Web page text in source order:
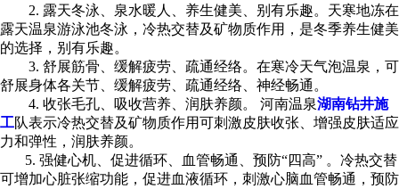
2. 露天冬泳、泉水暖人、养生健美、别有乐趣。天寒地冻在
露天温泉游泳池冬泳，冷热交替及矿物质作用，是冬季养生健美
的选择，别有乐趣。
3. 舒展筋骨、缓解疲劳、疏通经络。在寒冷天气泡温泉，可
舒展身体各关节、缓解疲劳、疏通经络、神经畅通。
4. 收张毛孔、吸收营养、润肤养颜。 河南温泉湖南钻井施
工队表示冷热交替及矿物质作用可刺激皮肤收张、增强皮肤适应
力和弹性，润肤养颜。
5. 强健心机、促进循环、血管畅通、预防“四高” 。冷热交替
可增加心脏张缩功能，促进血液循环，刺激心脑血管畅通，预防